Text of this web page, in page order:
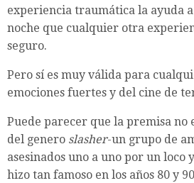
experiencia traumática la ayuda
noche que cualquier otra
seguro.
Pero sí es muy válida para
emociones fuertes y del cine de
Puede parecer que la premisa no
del genero slasher-un grupo de
asesinados uno a uno por un loco
hizo tan famoso en los años 80 y